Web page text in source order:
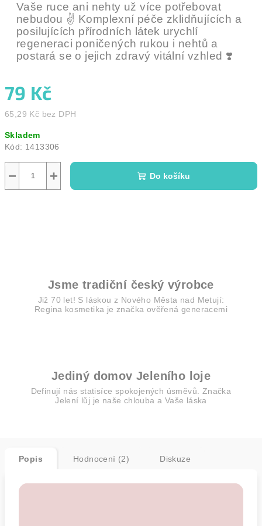
Vaše ruce ani nehty už více potřebovat
nebudou ✌️ Komplexní péče zklidňujících a
posilujících přírodních látek urychlí
regeneraci poničených rukou i nehtů a
postará se o jejich zdravý vitální vzhled ❣️
79 Kč
65,29 Kč bez DPH
cena:
Skladem
Kód: 1413306
+
− Do košíku
Jsme tradiční český výrobce
Již 70 let! S láskou z Nového Města nad Metují:
Regina kosmetika je značka ověřená generacemi
Jediný domov Jeleního loje
Definují nás statisíce spokojených úsměvů. Značka
Jelení lůj je naše chlouba a Vaše láska
Popis Hodnocení (2) Diskuze